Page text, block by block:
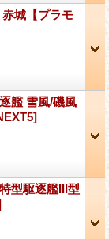
城【プラモ
艦 雪風/磯風
型駆逐艦III型